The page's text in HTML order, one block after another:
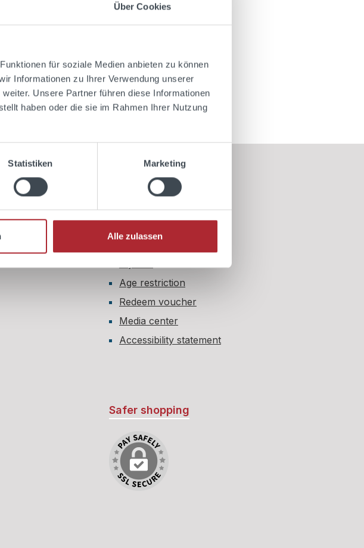
Über Cookies
für soziale Medien anbieten zu können
Informationen zu Ihrer Verwendung unserer
Unsere Partner führen diese Informationen
haben oder die sie im Rahmen Ihrer Nutzung
Statistiken Marketing
Alle zulassen
you stylish all summer long!
Information
My account
Age restriction
Redeem voucher
Media center
Accessibility statement
Safer shopping